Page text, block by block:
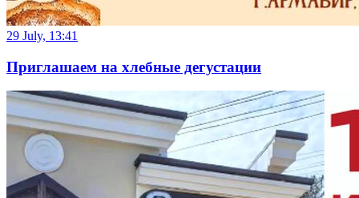
29 July, 13:41
Приглашаем на хлебные дегустации